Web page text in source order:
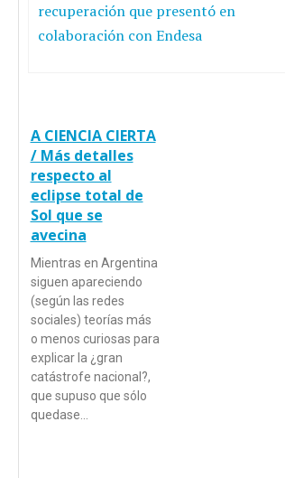
recuperación que presentó en
colaboración con Endesa
A CIENCIA CIERTA
/ Más detalles
respecto al
eclipse total de
Sol que se
avecina
Mientras en Argentina
siguen apareciendo
(según las redes
sociales) teorías más
o menos curiosas para
explicar la ¿gran
catástrofe nacional?,
que supuso que sólo
quedase…